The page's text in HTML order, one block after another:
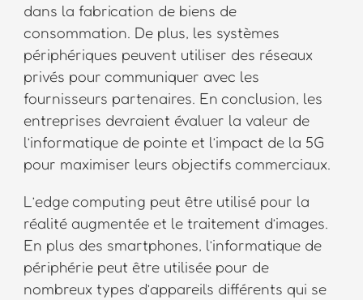
dans la fabrication de biens de
consommation. De plus, les systèmes
périphériques peuvent utiliser des réseaux
privés pour communiquer avec les
fournisseurs partenaires. En conclusion, les
entreprises devraient évaluer la valeur de
l’informatique de pointe et l’impact de la 5G
pour maximiser leurs objectifs commerciaux.
L’edge computing peut être utilisé pour la
réalité augmentée et le traitement d’images.
En plus des smartphones, l’informatique de
périphérie peut être utilisée pour de
nombreux types d’appareils différents qui se